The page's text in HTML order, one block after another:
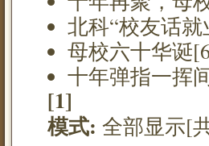
北科“校友话就
母校六十华诞
十年弹指一挥
[1]
模式: 全部显示[